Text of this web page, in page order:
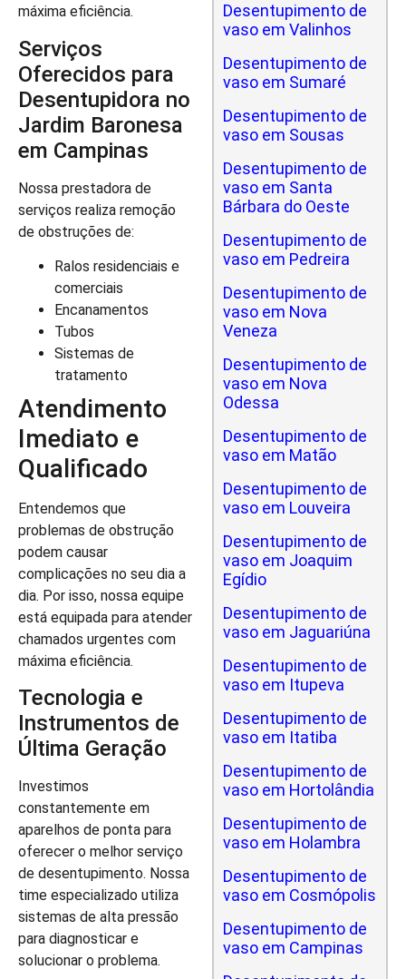
máxima eficiência.
Serviços
Oferecidos para
Desentupidora no
Jardim Baronesa
em Campinas
Nossa prestadora de
serviços realiza remoção
de obstruções de:
Ralos residenciais e
comerciais
Encanamentos
Tubos
Sistemas de
tratamento
Atendimento
Imediato e
Qualificado
Entendemos que
problemas de obstrução
podem causar
complicações no seu dia a
dia. Por isso, nossa equipe
está equipada para atender
chamados urgentes com
máxima eficiência.
Tecnologia e
Instrumentos de
Última Geração
Investimos
constantemente em
aparelhos de ponta para
oferecer o melhor serviço
de desentupimento. Nossa
time especializado utiliza
sistemas de alta pressão
para diagnosticar e
solucionar o problema.
Desentupimento de
vaso em Valinhos
Desentupimento de
vaso em Sumaré
Desentupimento de
vaso em Sousas
Desentupimento de
vaso em Santa
Bárbara do Oeste
Desentupimento de
vaso em Pedreira
Desentupimento de
vaso em Nova
Veneza
Desentupimento de
vaso em Nova
Odessa
Desentupimento de
vaso em Matão
Desentupimento de
vaso em Louveira
Desentupimento de
vaso em Joaquim
Egídio
Desentupimento de
vaso em Jaguariúna
Desentupimento de
vaso em Itupeva
Desentupimento de
vaso em Itatiba
Desentupimento de
vaso em Hortolândia
Desentupimento de
vaso em Holambra
Desentupimento de
vaso em Cosmópolis
Desentupimento de
vaso em Campinas